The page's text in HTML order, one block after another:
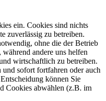
ein. Cookies sind nichts
zuverlässig zu betreiben.
ohne die der Betrieb
andere uns helfen
wirtschaftlich zu betreiben.
sofort fortfahren oder auch
können Sie
Cookies abwählen (z.B. im